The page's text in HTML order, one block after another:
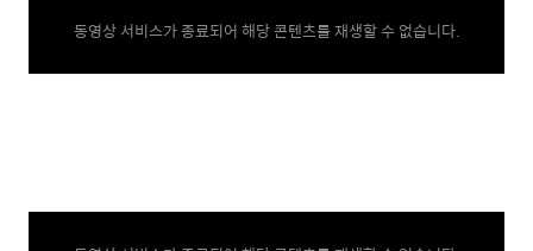
동영상 서비스가 종료되어 해당 콘텐츠를 재생할 수 없습니다.